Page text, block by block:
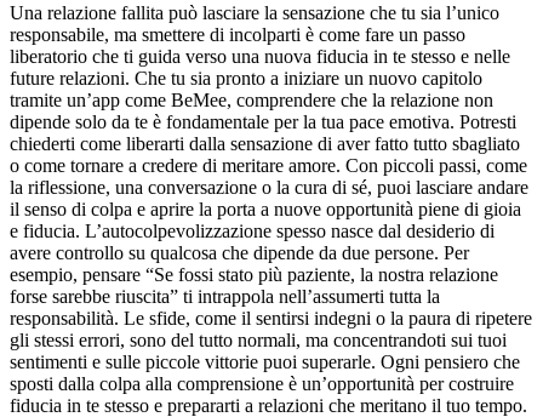
Una relazione fallita può lasciare la sensazione che tu sia l’unico
responsabile, ma smettere di incolparti è come fare un passo
liberatorio che ti guida verso una nuova fiducia in te stesso e nelle
future relazioni. Che tu sia pronto a iniziare un nuovo capitolo
tramite un’app come BeMee, comprendere che la relazione non
dipende solo da te è fondamentale per la tua pace emotiva. Potresti
chiederti come liberarti dalla sensazione di aver fatto tutto sbagliato
o come tornare a credere di meritare amore. Con piccoli passi, come
la riflessione, una conversazione o la cura di sé, puoi lasciare andare
il senso di colpa e aprire la porta a nuove opportunità piene di gioia
e fiducia. L’autocolpevolizzazione spesso nasce dal desiderio di
avere controllo su qualcosa che dipende da due persone. Per
esempio, pensare “Se fossi stato più paziente, la nostra relazione
forse sarebbe riuscita” ti intrappola nell’assumerti tutta la
responsabilità. Le sfide, come il sentirsi indegni o la paura di ripetere
gli stessi errori, sono del tutto normali, ma concentrandoti sui tuoi
sentimenti e sulle piccole vittorie puoi superarle. Ogni pensiero che
sposti dalla colpa alla comprensione è un’opportunità per costruire
fiducia in te stesso e prepararti a relazioni che meritano il tuo tempo.